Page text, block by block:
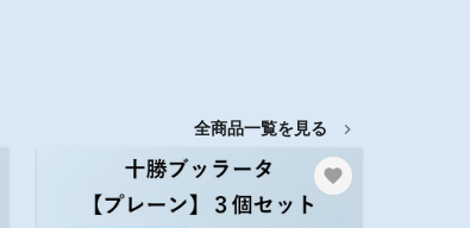
全商品一覧を見る